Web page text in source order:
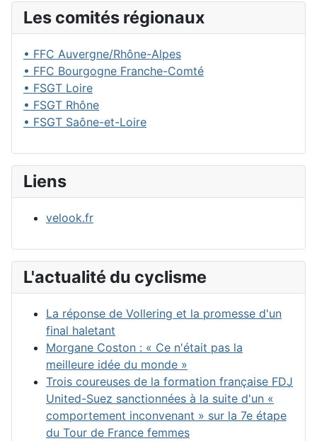
Les comités régionaux
• FFC Auvergne/Rhône-Alpes
• FFC Bourgogne Franche-Comté
• FSGT Loire
• FSGT Rhône
• FSGT Saône-et-Loire
Liens
velook.fr
L'actualité du cyclisme
La réponse de Vollering et la promesse d'un
final haletant
Morgane Coston : « Ce n'était pas la
meilleure idée du monde »
Trois coureuses de la formation française FDJ
United-Suez sanctionnées à la suite d'un «
comportement inconvenant » sur la 7e étape
du Tour de France femmes